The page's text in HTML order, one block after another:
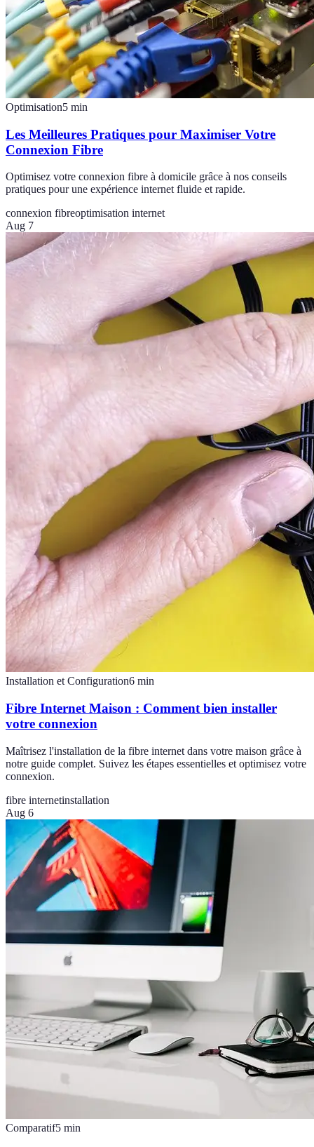
Optimisation5 min
Les Meilleures Pratiques pour Maximiser Votre
Connexion Fibre
Optimisez votre connexion fibre à domicile grâce à nos conseils
pratiques pour une expérience internet fluide et rapide.
connexion fibreoptimisation internet
Aug 7
Installation et Configuration6 min
Fibre Internet Maison : Comment bien installer
votre connexion
Maîtrisez l'installation de la fibre internet dans votre maison grâce à
notre guide complet. Suivez les étapes essentielles et optimisez votre
connexion.
fibre internetinstallation
Aug 6
Comparatif5 min